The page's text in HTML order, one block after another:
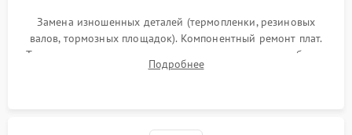
Замена изношенных деталей (термопленки, резиновых
валов, тормозных площадок). Компонентный ремонт плат.
Тщательная очистка тракта печати, контактов и линз блока
лазера (LSU) от просыпанного тонера и пыли.
Подробнее